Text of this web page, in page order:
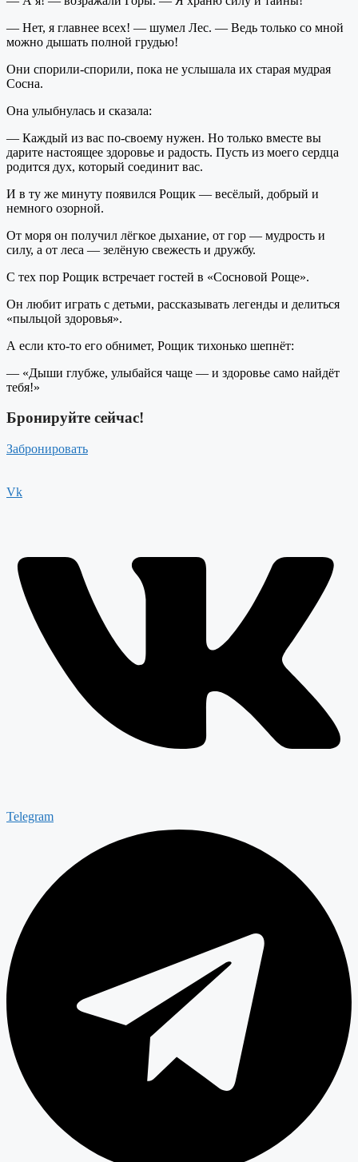
— Нет, я главнее всех! — шумел Лес. — Ведь только со мной
можно дышать полной грудью!
Они спорили-спорили, пока не услышала их старая мудрая
Сосна.
Она улыбнулась и сказала:
— Каждый из вас по-своему нужен. Но только вместе вы
дарите настоящее здоровье и радость. Пусть из моего сердца
родится дух, который соединит вас.
И в ту же минуту появился Рощик — весёлый, добрый и
немного озорной.
От моря он получил лёгкое дыхание, от гор — мудрость и
силу, а от леса — зелёную свежесть и дружбу.
С тех пор Рощик встречает гостей в «Сосновой Роще».
Он любит играть с детьми, рассказывать легенды и делиться
«пыльцой здоровья».
А если кто-то его обнимет, Рощик тихонько шепнёт:
— «Дыши глубже, улыбайся чаще — и здоровье само найдёт
тебя!»
Бронируйте сейчас!
Забронировать
Vk
Telegram